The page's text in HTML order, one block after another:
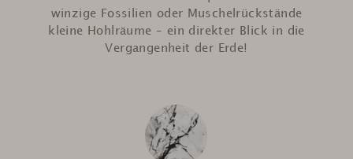
winzige Fossilien oder Muschelrückstände
kleine Hohlräume – ein direkter Blick in die
Vergangenheit der Erde!